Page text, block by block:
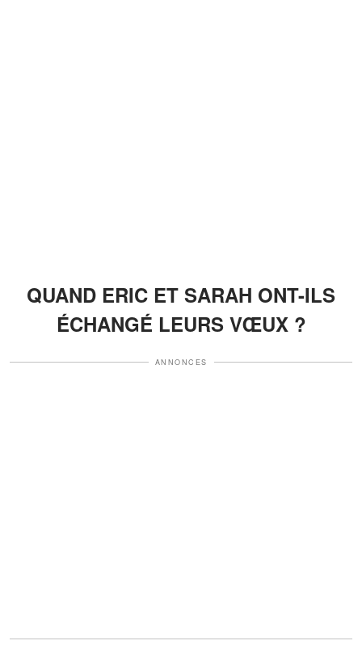
QUAND ERIC ET SARAH ONT-ILS
ÉCHANGÉ LEURS VŒUX ?
ANNONCES